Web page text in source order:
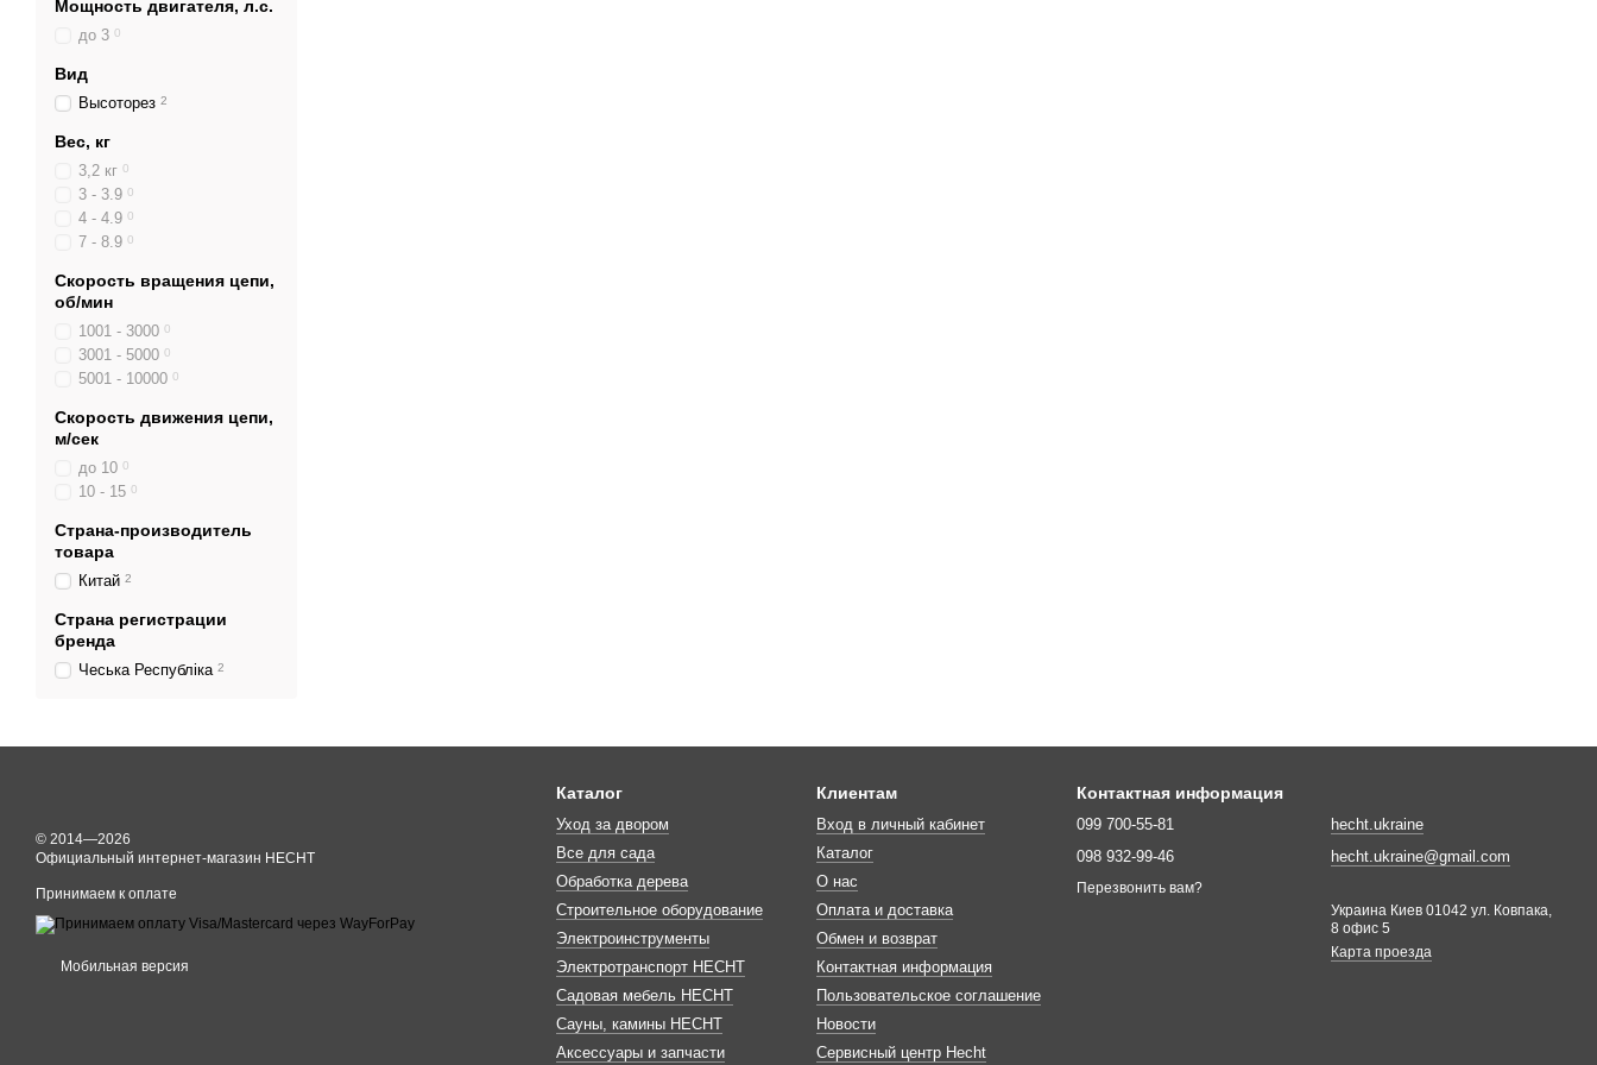
Мощность двигателя, л.с.
до 3 0
Вид
Высоторез 2
Вес, кг
3,2 кг 0
3 - 3.9 0
4 - 4.9 0
7 - 8.9 0
Скорость вращения цепи,
об/мин
1001 - 3000 0
3001 - 5000 0
5001 - 10000 0
Скорость движения цепи,
м/сек
до 10 0
10 - 15 0
Страна-производитель
товара
Китай 2
Страна регистрации
бренда
Чеська Республіка 2
© 2014—2026
Официальный интернет-магазин HECHT
Принимаем к оплате
Мобильная версия
Каталог
Уход за двором
Все для сада
Обработка дерева
Строительное оборудование
Электроинструменты
Электротранспорт HECHT
Садовая мебель HECHT
Сауны, камины HECHT
Аксессуары и запчасти
Клиентам
Вход в личный кабинет
Каталог
О нас
Оплата и доставка
Обмен и возврат
Контактная информация
Пользовательское соглашение
Новости
Сервисный центр Hecht
Контактная информация
099 700-55-81
098 932-99-46
Перезвонить вам?
hecht.ukraine
hecht.ukraine@gmail.com
Украина Киев 01042 ул. Ковпака,
8 офис 5
Карта проезда